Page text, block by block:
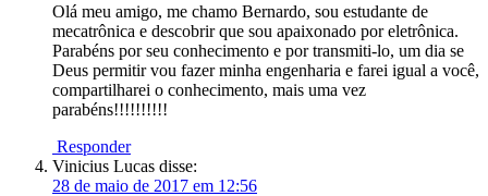
Olá meu amigo, me chamo Bernardo, sou estudante de
mecatrônica e descobrir que sou apaixonado por eletrônica.
Parabéns por seu conhecimento e por transmiti-lo, um dia se
Deus permitir vou fazer minha engenharia e farei igual a você,
compartilharei o conhecimento, mais uma vez
parabéns!!!!!!!!!!
Responder
Vinicius Lucas disse:
28 de maio de 2017 em 12:56